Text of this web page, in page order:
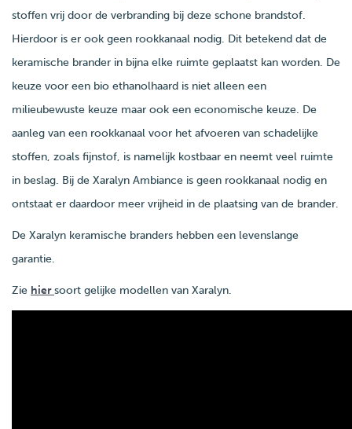
stoffen vrij door de verbranding bij deze schone brandstof.
Hierdoor is er ook geen rookkanaal nodig. Dit betekend dat de
keramische brander in bijna elke ruimte geplaatst kan worden. De
keuze voor een bio ethanolhaard is niet alleen een
milieubewuste keuze maar ook een economische keuze. De
aanleg van een rookkanaal voor het afvoeren van schadelijke
stoffen, zoals fijnstof, is namelijk kostbaar en neemt veel ruimte
in beslag. Bij de Xaralyn Ambiance is geen rookkanaal nodig en
ontstaat er daardoor meer vrijheid in de plaatsing van de brander.
De Xaralyn keramische branders hebben een levenslange
garantie.
Zie hiersoort gelijke modellen van Xaralyn.